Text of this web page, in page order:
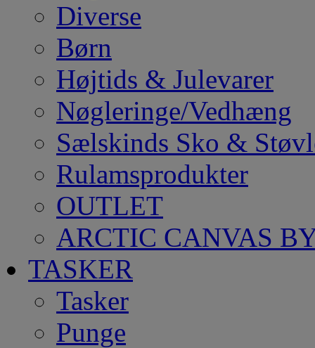
Diverse
Børn
Højtids & Julevarer
Nøgleringe/Vedhæng
Sælskinds Sko &
Rulamsprodukter
OUTLET
ARCTIC CANVAS
TASKER
Tasker
Punge